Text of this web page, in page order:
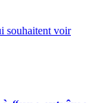
souhaitent voir